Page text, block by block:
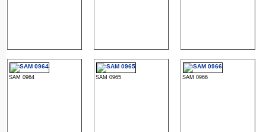
SAM 0964 SAM 0965 SAM 0966